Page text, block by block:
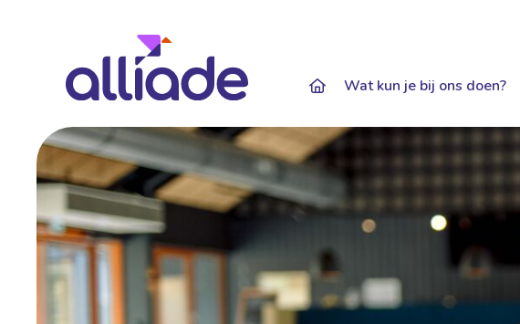
Wat kun je bij ons doen?